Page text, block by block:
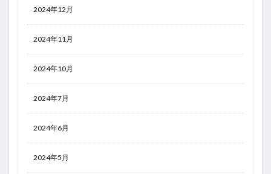
2024年12月
2024年11月
2024年10月
2024年7月
2024年6月
2024年5月